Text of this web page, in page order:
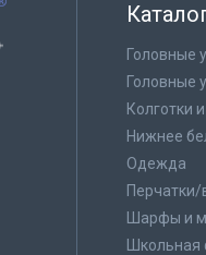
Головные
Головные
Колготки
Нижнее
Одежда
Шарфы и